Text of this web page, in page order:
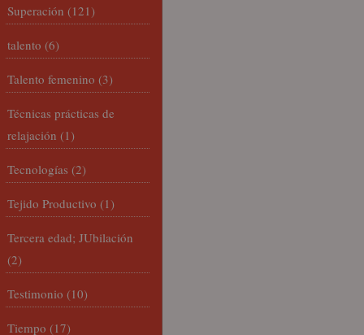
Superación (121)
talento (6)
Talento femenino (3)
Técnicas prácticas de
relajación (1)
Tecnologías (2)
Tejido Productivo (1)
Tercera edad; JUbilación
(2)
Testimonio (10)
Tiempo (17)